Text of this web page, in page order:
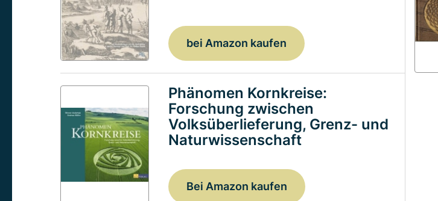
bei Amazon kaufen
Phänomen Kornkreise:
Forschung zwischen
Volksüberlieferung, Grenz- und
Naturwissenschaft
Bei Amazon kaufen